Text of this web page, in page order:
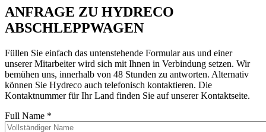
ANFRAGE ZU HYDRECO
ABSCHLEPPWAGEN
Füllen Sie einfach das untenstehende Formular aus und einer
unserer Mitarbeiter wird sich mit Ihnen in Verbindung setzen. Wir
bemühen uns, innerhalb von 48 Stunden zu antworten. Alternativ
können Sie Hydreco auch telefonisch kontaktieren. Die
Kontaktnummer für Ihr Land finden Sie auf unserer Kontaktseite.
Full Name *